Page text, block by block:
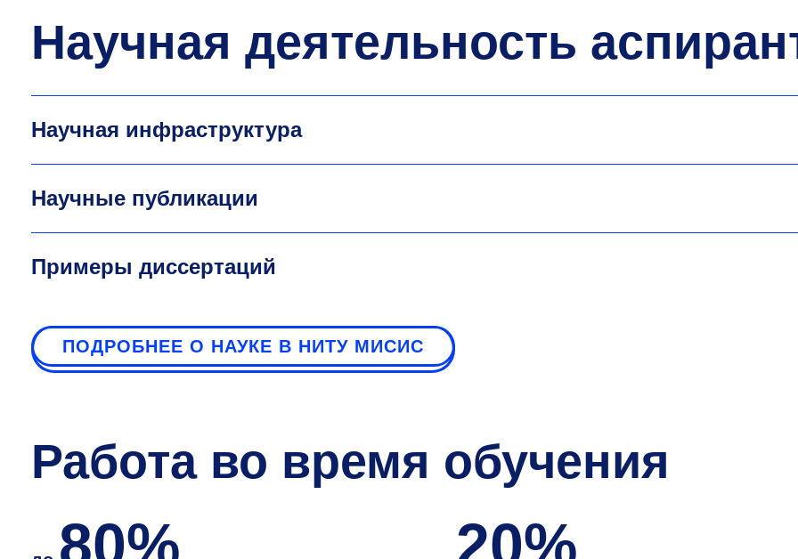
Научная деятельность
Научная инфраструктура
Научные публикации
Примеры диссертаций
ПОДРОБНЕЕ О НАУКЕ В НИТУ МИСИС
Работа во время обучения
80% 20%